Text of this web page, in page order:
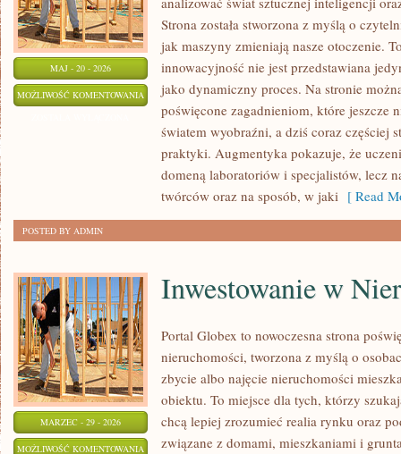
MAJ - 20 - 2026
MOŻLIWOŚĆ KOMENTOWANIA TECHNOLOGIA
ETYKA
Strona została stworzona z myślą o
jak maszyny zmieniają nasze otoczenie.
innowacyjność nie jest przedstawiana
jako dynamiczny proces. Na stronie
poświęcone zagadnieniom, które jeszcze
światem wyobraźni, a dziś coraz częściej
praktyki. Augmentyka pokazuje, że
domeną laboratoriów i specjalistów, lecz
twórców oraz na sposób, w jaki [ Read
POSTED BY ADMIN
MARZEC - 29 - 2026
MOŻLIWOŚĆ KOMENTOWANIA INWESTOWANIE
Inwestowanie w
Portal Globex to nowoczesna strona
nieruchomości, tworzona z myślą o
zbycie albo najęcie nieruchomości
obiektu. To miejsce dla tych, którzy
chcą lepiej zrozumieć realia rynku oraz
związane z domami, mieszkaniami i